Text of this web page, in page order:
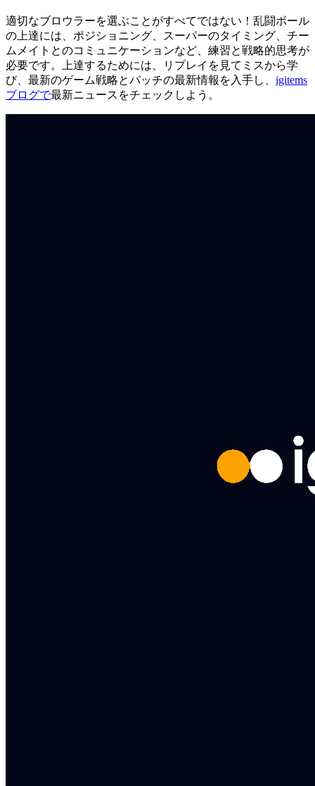
適切なブロウラーを選ぶことがすべてではない！乱闘ボール
の上達には、ポジショニング、スーパーのタイミング、チー
ムメイトとのコミュニケーションなど、練習と戦略的思考が
必要です。上達するためには、リプレイを見てミスから学
び、最新のゲーム戦略とパッチの最新情報を入手し、 igitems
ブログで最新ニュースをチェックしよう。